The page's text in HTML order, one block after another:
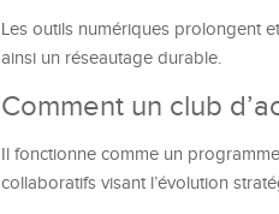
Les outils numériques prolongent
ainsi un réseautage durable.
Comment un club
Il fonctionne comme un
collaboratifs visant l’évolution